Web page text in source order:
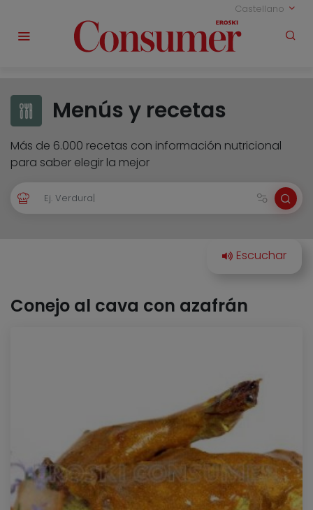
Castellano
Menús y recetas
Más de 6.000 recetas con información nutricional
para saber elegir la mejor
Conejo al cava con azafrán